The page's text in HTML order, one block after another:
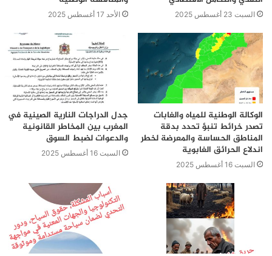
السبت 23 أغسطس 2025 الأحد 17 أغسطس 2025
الوكالة الوطنية للمياه والغابات
تصدر خرائط تنبؤ تحدد بدقة
المناطق الحساسة والمعرضة لخطر
اندلاع الحرائق الغابوية
السبت 16 أغسطس 2025
جدل الدراجات النارية الصينية في
المغرب بين المخاطر القانونية
والدعوات لضبط السوق
السبت 16 أغسطس 2025